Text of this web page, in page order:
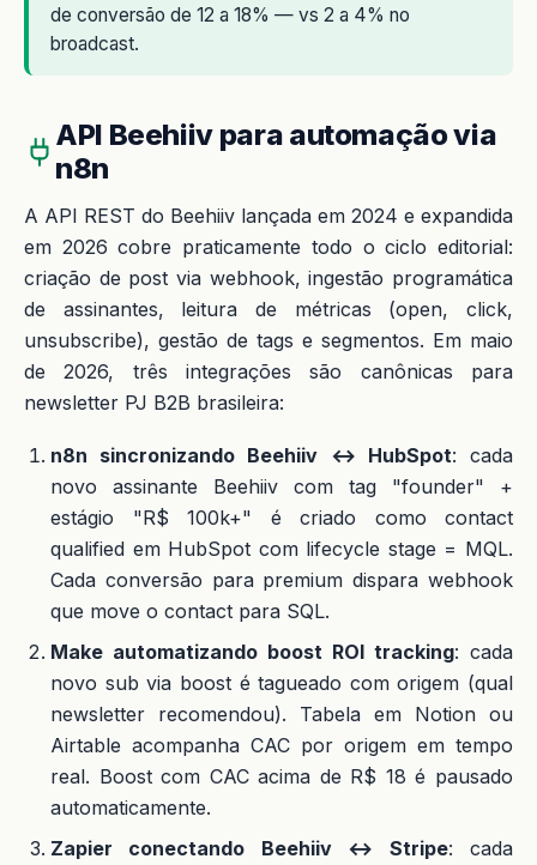
de conversão de 12 a 18% — vs 2 a 4% no
broadcast.
API Beehiiv para automação via
n8n
A API REST do Beehiiv lançada em 2024 e expandida
em 2026 cobre praticamente todo o ciclo editorial:
criação de post via webhook, ingestão programática
de assinantes, leitura de métricas (open, click,
unsubscribe), gestão de tags e segmentos. Em maio
de 2026, três integrações são canônicas para
newsletter PJ B2B brasileira:
n8n sincronizando Beehiiv ↔ HubSpot: cada
novo assinante Beehiiv com tag "founder" +
estágio "R$ 100k+" é criado como contact
qualified em HubSpot com lifecycle stage = MQL.
Cada conversão para premium dispara webhook
que move o contact para SQL.
Make automatizando boost ROI tracking: cada
novo sub via boost é tagueado com origem (qual
newsletter recomendou). Tabela em Notion ou
Airtable acompanha CAC por origem em tempo
real. Boost com CAC acima de R$ 18 é pausado
automaticamente.
Zapier conectando Beehiiv ↔ Stripe: cada